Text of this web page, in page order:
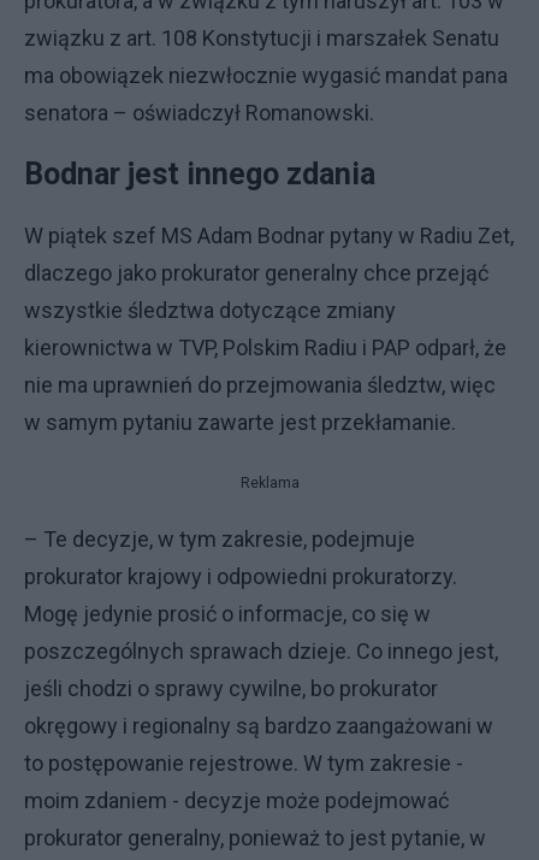
związku z art. 108 Konstytucji i marszałek Senatu
ma obowiązek niezwłocznie wygasić mandat pana
senatora – oświadczył Romanowski.
Bodnar jest innego zdania
W piątek szef MS Adam Bodnar pytany w Radiu Zet,
dlaczego jako prokurator generalny chce przejąć
wszystkie śledztwa dotyczące zmiany
kierownictwa w TVP, Polskim Radiu i PAP odparł, że
nie ma uprawnień do przejmowania śledztw, więc
w samym pytaniu zawarte jest przekłamanie.
Reklama
– Te decyzje, w tym zakresie, podejmuje
prokurator krajowy i odpowiedni prokuratorzy.
Mogę jedynie prosić o informacje, co się w
poszczególnych sprawach dzieje. Co innego jest,
jeśli chodzi o sprawy cywilne, bo prokurator
okręgowy i regionalny są bardzo zaangażowani w
to postępowanie rejestrowe. W tym zakresie -
moim zdaniem - decyzje może podejmować
prokurator generalny, ponieważ to jest pytanie, w